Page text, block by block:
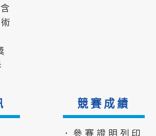
競賽成績
．參賽證明列印